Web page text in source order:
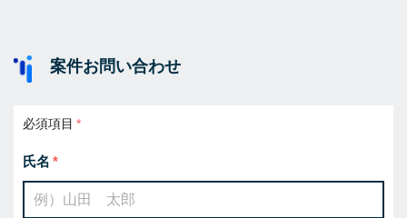
案件お問い合わせ
必須項目
氏名